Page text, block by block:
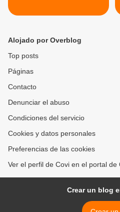
Alojado por Overblog
Top posts
Páginas
Contacto
Denunciar el abuso
Condiciones del servicio
Cookies y datos personales
Preferencias de las cookies
Ver el perfil de Covi en el portal de
Crear un blog